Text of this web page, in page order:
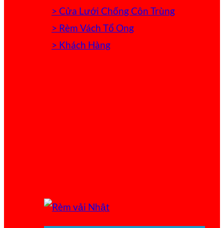
> Cửa Lưới Chống Côn Trùng
> Rèm Vách Tổ Ong
> Khách Hàng